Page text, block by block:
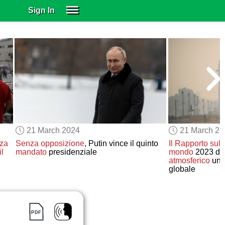
Sign In
SUBSCRIBE
EDUCATIONAL LICENSES
GIFT CARDS
OTHER LANGUAGES
ABOUT US
ALEXA
ADJUST COLORS
21 March 2024
Senza opposizione, Putin vince il quinto
mandatopresidenziale
21 March
Il Rapporto
mondo 2023
atmosferico
globale